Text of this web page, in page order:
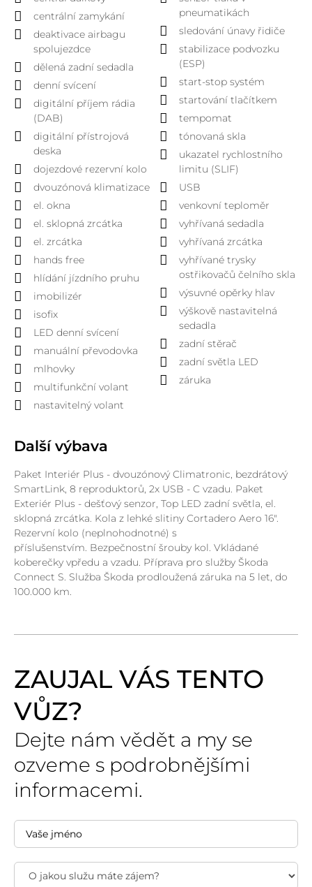
centrální zamykání
deaktivace airbagu
spolujezdce
dělená zadní sedadla
denní svícení
digitální příjem rádia
(DAB)
digitální přístrojová
deska
dojezdové rezervní kolo
dvouzónová klimatizace
el. okna
el. sklopná zrcátka
el. zrcátka
hands free
hlídání jízdního pruhu
imobilizér
isofix
LED denní svícení
manuální převodovka
mlhovky
multifunkční volant
nastavitelný volant
pneumatikách
sledování únavy řidiče
stabilizace podvozku
(ESP)
start-stop systém
startování tlačítkem
tempomat
tónovaná skla
ukazatel rychlostního
limitu (SLIF)
USB
venkovní teploměr
vyhřívaná sedadla
vyhřívaná zrcátka
vyhřívané trysky
ostřikovačů čelního skla
výsuvné opěrky hlav
výškově nastavitelná
sedadla
zadní stěrač
zadní světla LED
záruka
Další výbava
Paket Interiér Plus - dvouzónový Climatronic, bezdrátový
SmartLink, 8 reproduktorů, 2x USB - C vzadu. Paket
Exteriér Plus - dešťový senzor, Top LED zadní světla, el.
sklopná zrcátka. Kola z lehké slitiny Cortadero Aero 16".
Rezervní kolo (neplnohodnotné) s
příslušenstvím. Bezpečnostní šrouby kol. Vkládané
koberečky vpředu a vzadu. Příprava pro služby Škoda
Connect S. Služba Škoda prodloužená záruka na 5 let, do
100.000 km.
ZAUJAL VÁS TENTO
VŮZ?
Dejte nám vědět a my se
ozveme s podrobnějšími
informacemi.